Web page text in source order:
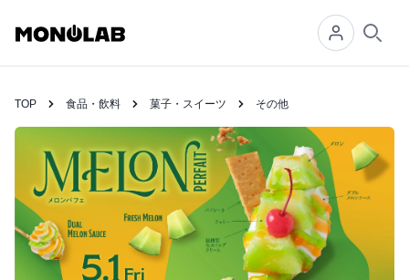
TOP 食品・飲料 菓子・スイーツ その他